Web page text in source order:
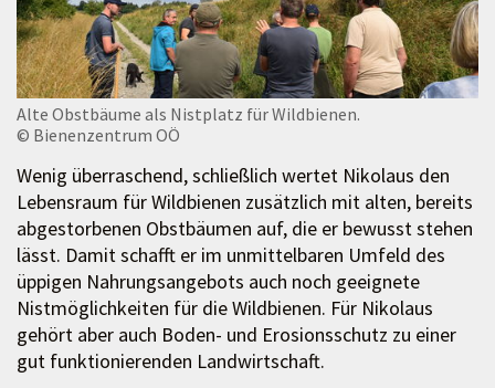
Alte Obstbäume als Nistplatz für Wildbienen.
© Bienenzentrum OÖ
Wenig überraschend, schließlich wertet Nikolaus den
Lebensraum für Wildbienen zusätzlich mit alten, bereits
abgestorbenen Obstbäumen auf, die er bewusst stehen
lässt. Damit schafft er im unmittelbaren Umfeld des
üppigen Nahrungsangebots auch noch geeignete
Nistmöglichkeiten für die Wildbienen. Für Nikolaus
gehört aber auch Boden- und Erosionsschutz zu einer
gut funktionierenden Landwirtschaft.